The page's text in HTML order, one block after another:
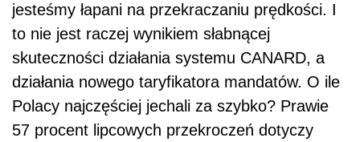
jesteśmy łapani na przekraczaniu prędkości. I
to nie jest raczej wynikiem słabnącej
skuteczności działania systemu CANARD, a
działania nowego taryfikatora mandatów. O ile
Polacy najczęściej jechali za szybko? Prawie
57 procent lipcowych przekroczeń dotyczy